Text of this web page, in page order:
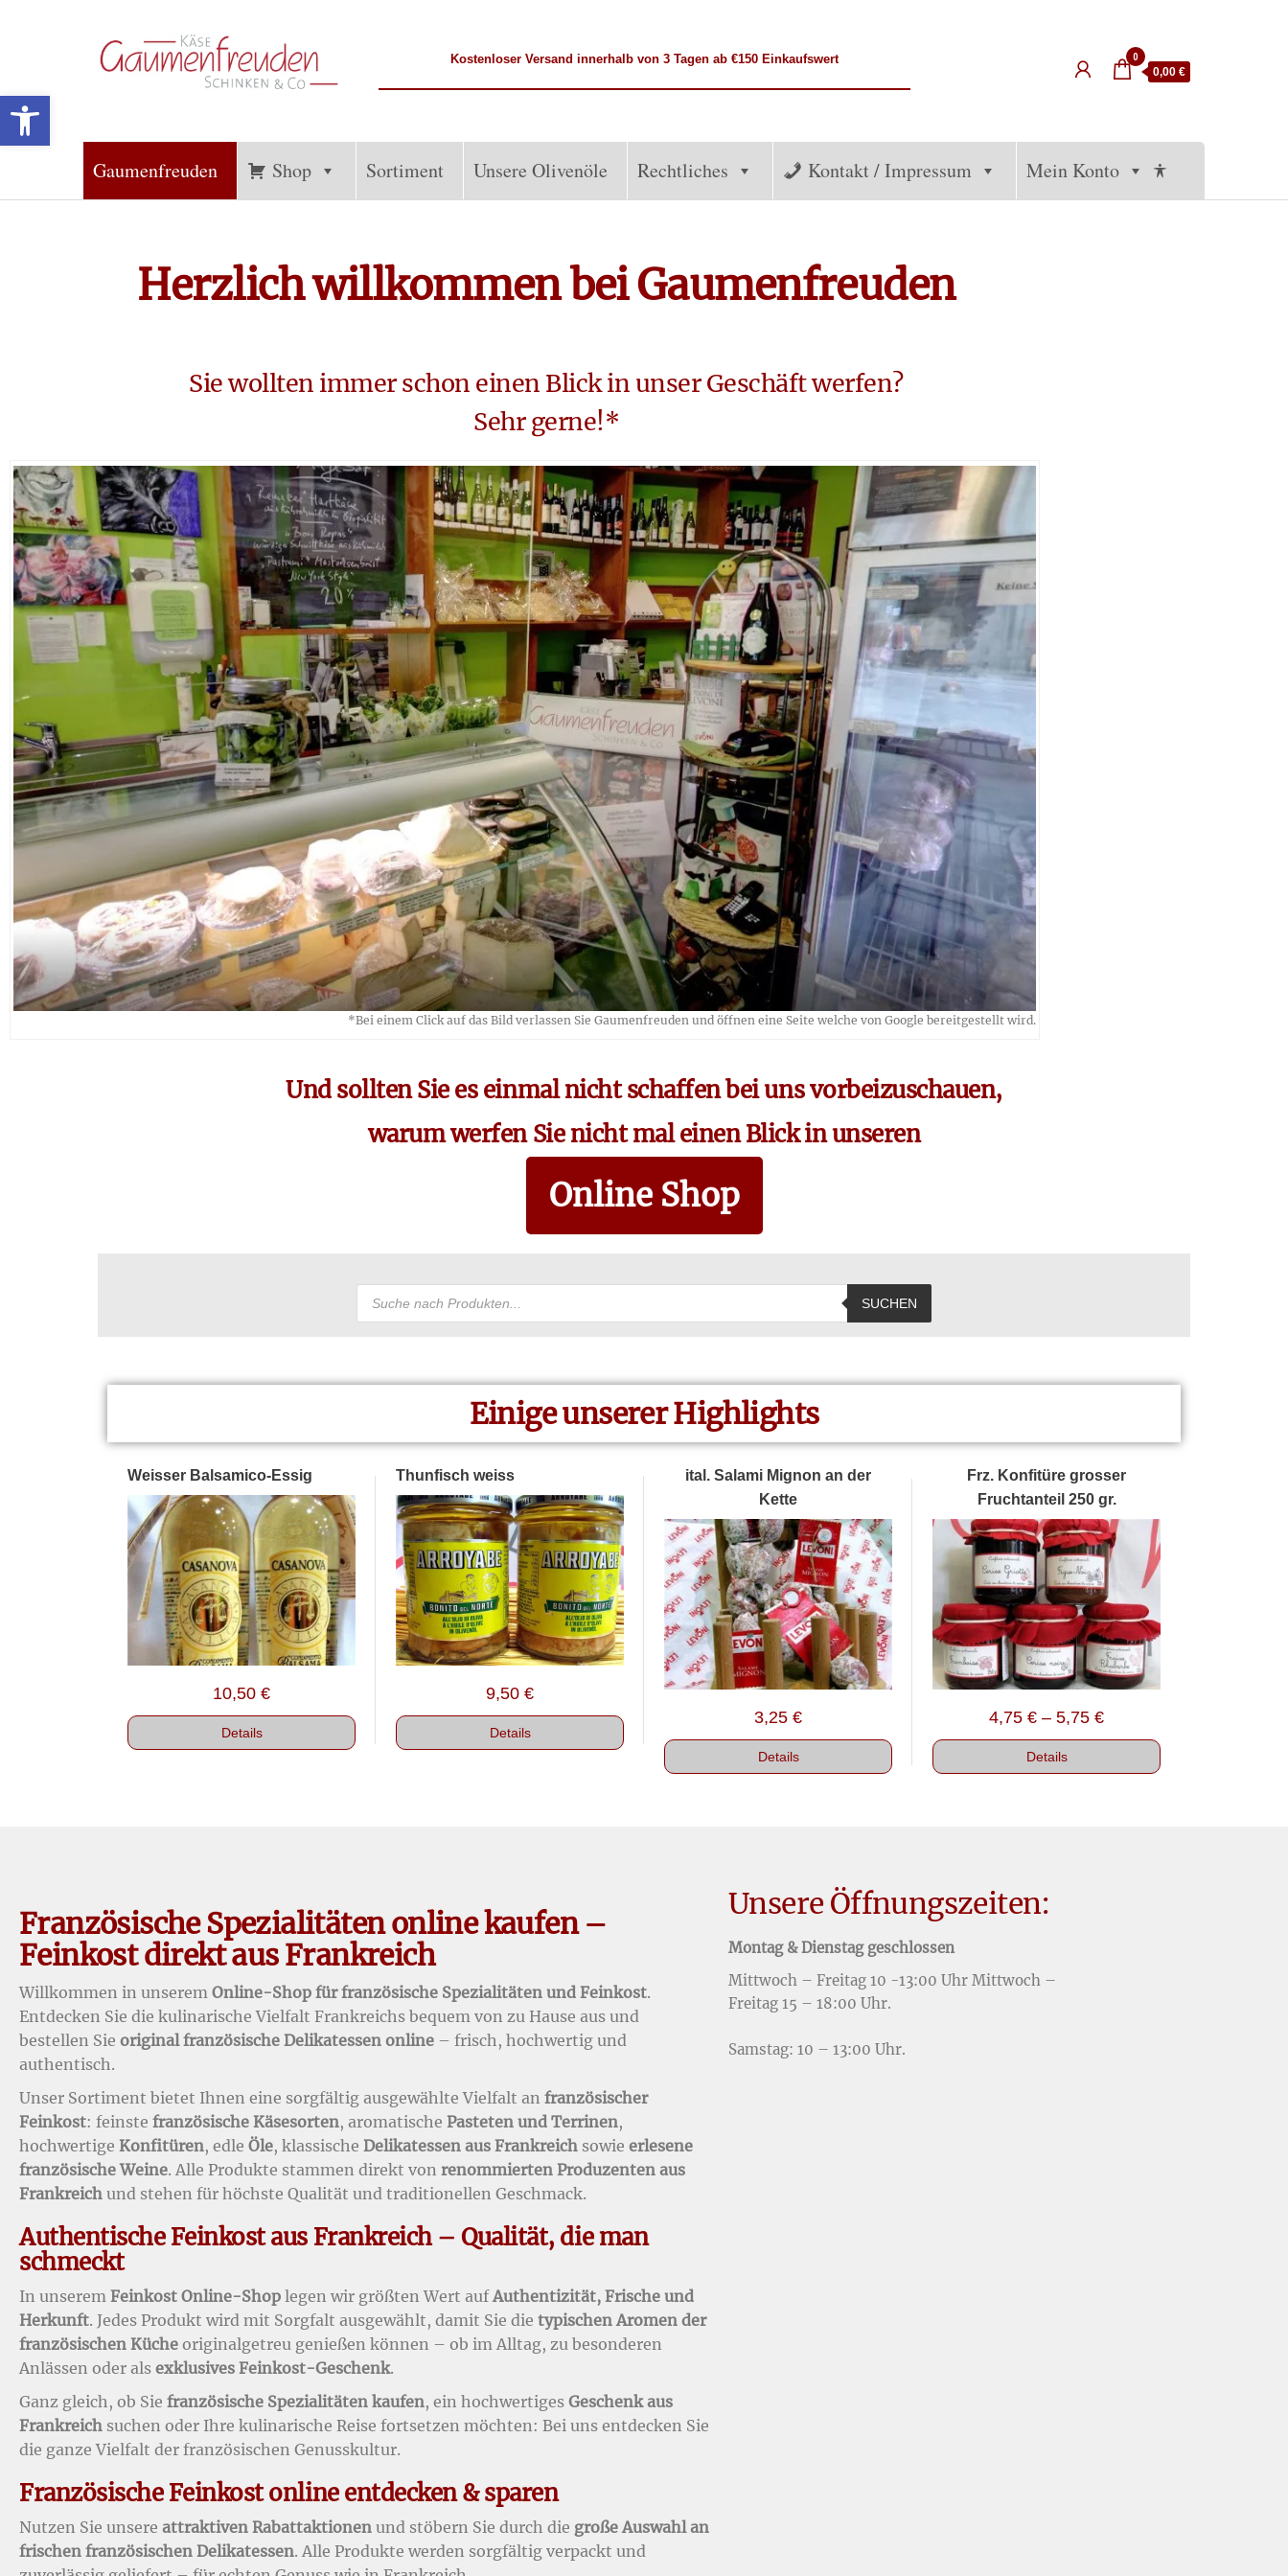
Werkzeugleiste öffnen
und
Internationale
Spezialitäten
Kostenloser Versand innerhalb von 3 Tagen ab €150 Einkaufswert
0
0,00 €
Gaumenfreuden Shop Sortiment Unsere Olivenöle Rechtliches Kontakt / Impressum Mein Konto
Herzlich willkommen bei Gaumenfreuden
Sie wollten immer schon einen Blick in unser Geschäft werfen?
Sehr gerne!*
*Bei einem Click auf das Bild verlassen Sie Gaumenfreuden und öffnen eine Seite welche von Google bereitgestellt wird.
Und sollten Sie es einmal nicht schaffen bei uns vorbeizuschauen,
warum werfen Sie nicht mal einen Blick in unseren
Online Shop
SUCHEN
Einige unserer Highlights
Weisser Balsamico-Essig
10,50 €
Details
Thunfisch weiss
9,50 €
Details
ital. Salami Mignon an der
Kette
3,25 €
Details
Frz. Konfitüre grosser
Fruchtanteil 250 gr.
4,75 € – 5,75 €
Details
Französische Spezialitäten online kaufen –
Feinkost direkt aus Frankreich
Willkommen in unserem Online-Shop für französische Spezialitäten und Feinkost.
Entdecken Sie die kulinarische Vielfalt Frankreichs bequem von zu Hause aus und
bestellen Sie original französische Delikatessen online – frisch, hochwertig und
authentisch.
Unser Sortiment bietet Ihnen eine sorgfältig ausgewählte Vielfalt an französischer
Feinkost: feinste französische Käsesorten, aromatische Pasteten und Terrinen,
hochwertige Konfitüren, edle Öle, klassische Delikatessen aus Frankreich sowie erlesene
französische Weine. Alle Produkte stammen direkt von renommierten Produzenten aus
Frankreich und stehen für höchste Qualität und traditionellen Geschmack.
Authentische Feinkost aus Frankreich – Qualität, die man
schmeckt
In unserem Feinkost Online-Shop legen wir größten Wert aufAuthentizität, Frische und
Herkunft. Jedes Produkt wird mit Sorgfalt ausgewählt, damit Sie die typischen Aromen der
französischen Küche originalgetreu genießen können – ob im Alltag, zu besonderen
Anlässen oder als exklusives Feinkost-Geschenk.
Ganz gleich, ob Sie französische Spezialitäten kaufen, ein hochwertiges Geschenk aus
Frankreich suchen oder Ihre kulinarische Reise fortsetzen möchten: Bei uns entdecken Sie
die ganze Vielfalt der französischen Genusskultur.
Französische Feinkost online entdecken & sparen
Nutzen Sie unsere attraktiven Rabattaktionen und stöbern Sie durch die große Auswahl an
frischen französischen Delikatessen. Alle Produkte werden sorgfältig verpackt und
Unsere Öffnungszeiten:
Montag & Dienstag geschlossen
Mittwoch – Freitag 10 -13:00 Uhr Mittwoch –
Freitag 15 – 18:00 Uhr.
Samstag: 10 – 13:00 Uhr.